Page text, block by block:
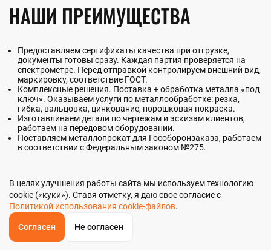
ОБРАТНЫЙЗВОНОК
НАШИ ПРЕИМУЩЕСТВА
Предоставляем сертификаты качества при отгрузке,
документы готовы сразу. Каждая партия проверяется на
спектрометре. Перед отправкой контролируем внешний вид,
маркировку, соответствие ГОСТ.
Комплексные решения. Поставка + обработка металла «под
ключ». Оказываем услуги по металлообработке: резка,
гибка, вальцовка, цинкование, порошковая покраска.
Изготавливаем детали по чертежам и эскизам клиентов,
работаем на передовом оборудовании.
Поставляем металлопрокат для Гособоронзаказа, работаем
в соответствии с Федеральным законом №275.
ДОСТАВКА
Организуем доставку в Луганске и по РФ. Средние сроки — от 2
до 7 дней. Собственный автопарк и партнерство с
логистическими компаниями: Деловые Линии, РЖД, ТК «КИТ»
Главная
В целях улучшения работы сайта мы используем технологию
cookie («куки»). Ставя отметку, я даю свое согласие с
Политикой использования cookie-файлов.
Согласен Не согласен